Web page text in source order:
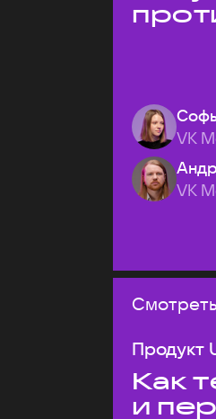
VK
VK
Продукт
Как
и